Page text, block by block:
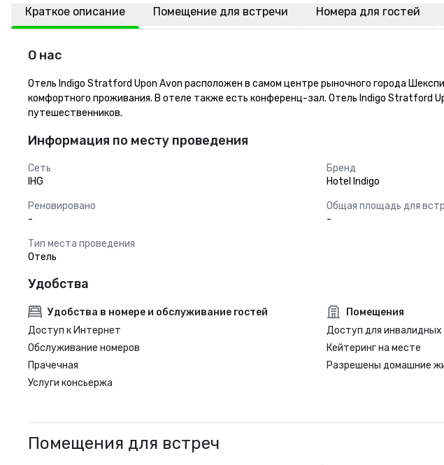
Краткое описание Помещение для встречи Номера для гостей
О нас
Отель Indigo Stratford Upon Avon расположен в самом центре рыночного города
комфортного проживания. В отеле также есть конференц-зал. Отель Indigo Stratford
путешественников.
Информация по месту проведения
Сеть
IHG
Бренд
Hotel Indigo
Реновировано
-
Общая площадь для
-
Тип места проведения
Отель
Удобства
Удобства в номере и обслуживание гостей
Доступ к Интернет
Обслуживание номеров
Прачечная
Услуги консьержа
Помещения
Доступ для инвалидных
Кейтеринг на месте
Разрешены домашние
Помещения для встреч